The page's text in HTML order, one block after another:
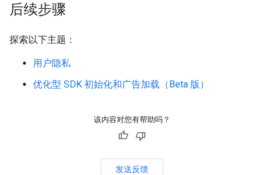
后续步骤
探索以下主题：
用户隐私
优化型 SDK 初始化和广告加载（Beta 版）
该内容对您有帮助吗？
发送反馈